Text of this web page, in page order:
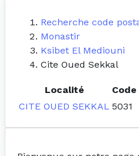
Recherche code
Monastir
Ksibet El Mediouni
Cite Oued Sekkal
Localité
CITE OUED SEKKAL 5031